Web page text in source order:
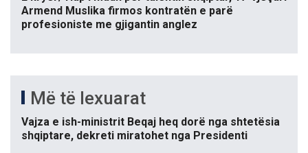
Armend Muslika firmos kontratën e parë
profesioniste me gjigantin anglez
Më të lexuarat
Vajza e ish-ministrit Beqaj heq dorë nga shtetësia
shqiptare, dekreti miratohet nga Presidenti